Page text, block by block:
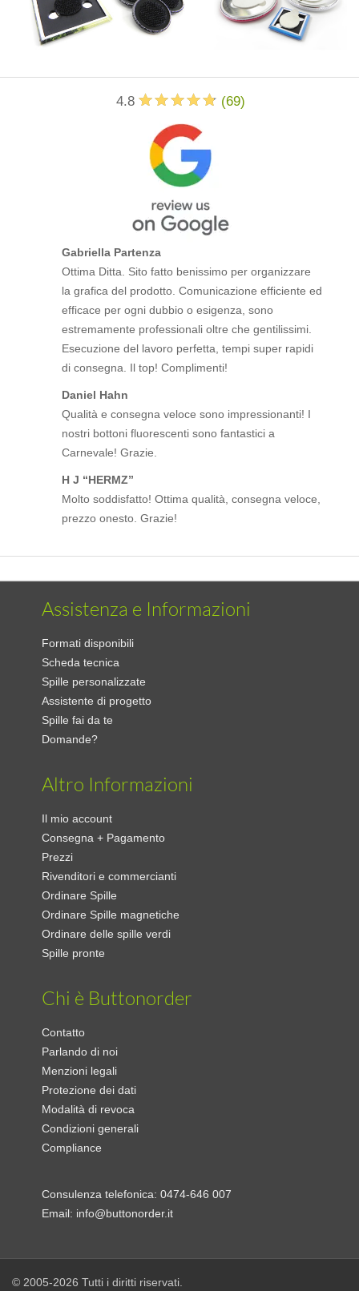
4.8 (69)
Gabriella Partenza
Ottima Ditta. Sito fatto benissimo per organizzare
la grafica del prodotto. Comunicazione efficiente ed
efficace per ogni dubbio o esigenza, sono
estremamente professionali oltre che gentilissimi.
Esecuzione del lavoro perfetta, tempi super rapidi
di consegna. Il top! Complimenti!
Daniel Hahn
Qualità e consegna veloce sono impressionanti! I
nostri bottoni fluorescenti sono fantastici a
Carnevale! Grazie.
H J “HERMZ”
Molto soddisfatto! Ottima qualità, consegna veloce,
prezzo onesto. Grazie!
Assistenza e Informazioni
Formati disponibili
Scheda tecnica
Spille personalizzate
Assistente di progetto
Spille fai da te
Domande?
Altro Informazioni
Il mio account
Consegna + Pagamento
Prezzi
Rivenditori e commercianti
Ordinare Spille
Ordinare Spille magnetiche
Ordinare delle spille verdi
Spille pronte
Chi è Buttonorder
Contatto
Parlando di noi
Menzioni legali
Protezione dei dati
Modalità di revoca
Condizioni generali
Compliance
Consulenza telefonica:0474-646 007
Email: info@buttonorder.it
© 2005-2026 Tutti i diritti riservati.